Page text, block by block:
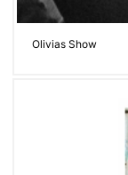
Olivias Show